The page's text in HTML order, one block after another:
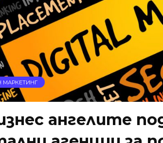
МАРКЕТИНГ
ангелите